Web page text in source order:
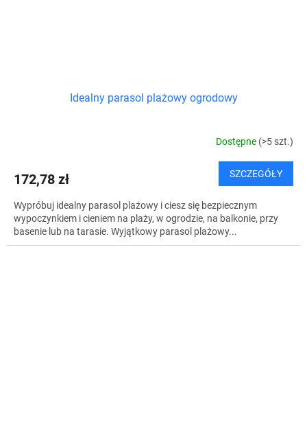
Idealny parasol plażowy ogrodowy
Dostępne (>5 szt.)
172,78 zł SZCZEGÓŁY
Wypróbuj idealny parasol plażowy i ciesz się bezpiecznym
wypoczynkiem i cieniem na plaży, w ogrodzie, na balkonie, przy
basenie lub na tarasie. Wyjątkowy parasol plażowy...